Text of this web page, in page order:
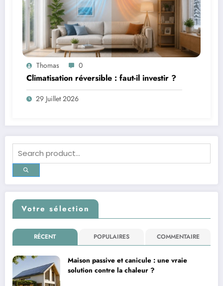
Thomas 0
Climatisation réversible : faut-il investir ?
29 Juillet 2026
Votre sélection
RÉCENT POPULAIRES COMMENTAIRE
Maison passive et canicule : une vraie
solution contre la chaleur ?